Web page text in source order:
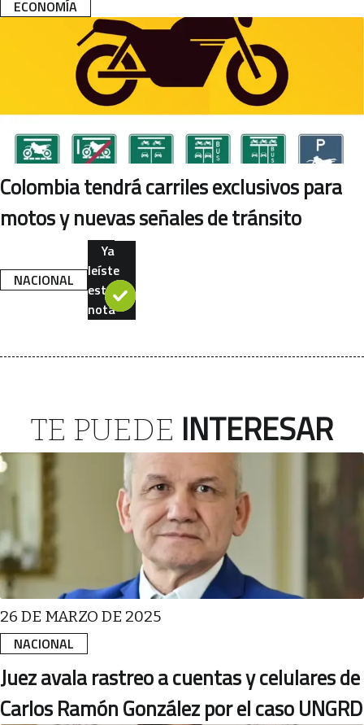
ECONOMÍA
NACIONAL
Ya
leíste
esta
nota
Colombia tendrá carriles exclusivos para
motos y nuevas señales de tránsito
TE PUEDE INTERESAR
NACIONAL
26 DE MARZO DE 2025
Juez avala rastreo a cuentas y celulares de
Carlos Ramón González por el caso UNGRD